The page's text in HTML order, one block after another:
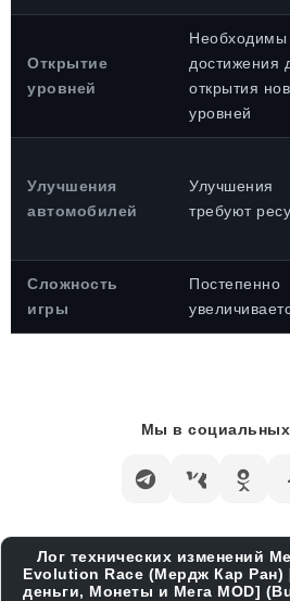
Открытие
уровней
Необходимы
достижения
открытия
уровней
Улучшения
автомобилей
Улучшения
требуют
Сложность
игры
Постепенно
Мы в социальных
Лог технических изменений
Evolution Race (Мердж Кар
деньги, Монеты и Мега MOD]